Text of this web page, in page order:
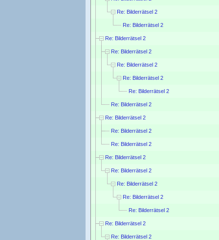
Re: Bilderrätsel 2
Re: Bilderrätsel 2
Re: Bilderrätsel 2
Re: Bilderrätsel 2
Re: Bilderrätsel 2
Re: Bilderrätsel 2
Re: Bilderrätsel 2
Re: Bilderrätsel 2
Re: Bilderrätsel 2
Re: Bilderrätsel 2
Re: Bilderrätsel 2
Re: Bilderrätsel 2
Re: Bilderrätsel 2
Re: Bilderrätsel 2
Re: Bilderrätsel 2
Re: Bilderrätsel 2
Re: Bilderrätsel 2
Re: Bilderrätsel 2